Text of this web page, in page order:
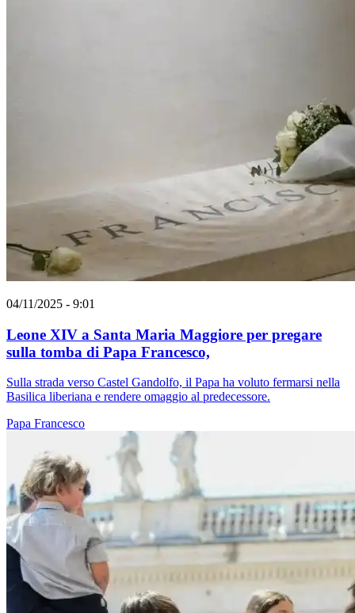
04/11/2025 - 9:01
Leone XIV a Santa Maria Maggiore per pregare
sulla tomba di Papa Francesco,
Sulla strada verso Castel Gandolfo, il Papa ha voluto fermarsi nella
Basilica liberiana e rendere omaggio al predecessore.
Papa Francesco